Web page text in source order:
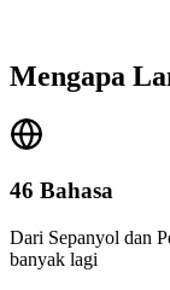
Mengapa
46 Bahasa
Dari Sepanyol dan
banyak lagi